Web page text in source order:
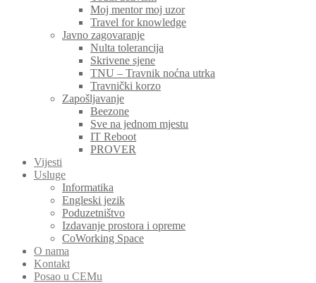
Moj mentor moj uzor
Travel for knowledge
Javno zagovaranje
Nulta tolerancija
Skrivene sjene
TNU – Travnik noćna utrka
Travnički korzo
Zapošljavanje
Beezone
Sve na jednom mjestu
IT Reboot
PROVER
Vijesti
Usluge
Informatika
Engleski jezik
Poduzetništvo
Izdavanje prostora i opreme
CoWorking Space
O nama
Kontakt
Posao u CEMu